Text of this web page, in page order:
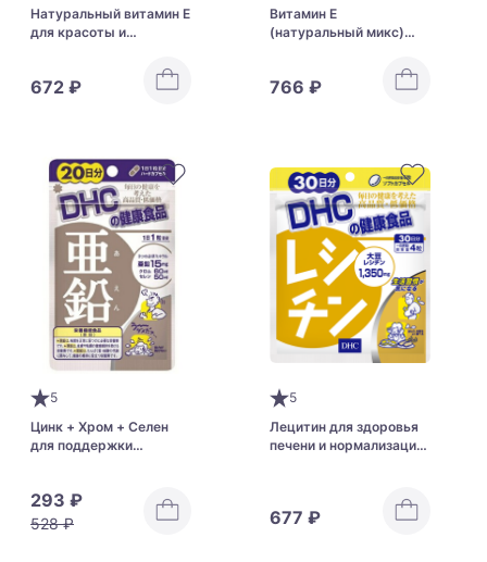
Натуральный витамин Е
для красоты и
672 ₽
Витамин Е
(натуральный микс)
766 ₽
5
Цинк + Хром + Селен
для поддержки
293 ₽
528 ₽
5
Лецитин для здоровья
печени и нормализации
677 ₽